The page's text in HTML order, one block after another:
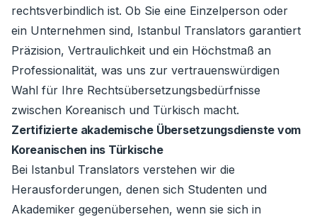
rechtsverbindlich ist. Ob Sie eine Einzelperson oder
ein Unternehmen sind, Istanbul Translators garantiert
Präzision, Vertraulichkeit und ein Höchstmaß an
Professionalität, was uns zur vertrauenswürdigen
Wahl für Ihre Rechtsübersetzungsbedürfnisse
zwischen Koreanisch und Türkisch macht.
Zertifizierte akademische Übersetzungsdienste vom
Koreanischen ins Türkische
Bei Istanbul Translators verstehen wir die
Herausforderungen, denen sich Studenten und
Akademiker gegenübersehen, wenn sie sich in